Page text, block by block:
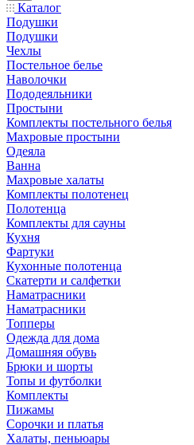
Каталог
Подушки
Подушки
Чехлы
Постельное белье
Наволочки
Пододеяльники
Простыни
Комплекты постельного белья
Махровые простыни
Одеяла
Ванна
Махровые халаты
Комплекты полотенец
Полотенца
Комплекты для сауны
Кухня
Фартуки
Кухонные полотенца
Скатерти и салфетки
Наматрасники
Наматрасники
Топперы
Одежда для дома
Домашняя обувь
Брюки и шорты
Топы и футболки
Комплекты
Пижамы
Сорочки и платья
Халаты, пеньюары